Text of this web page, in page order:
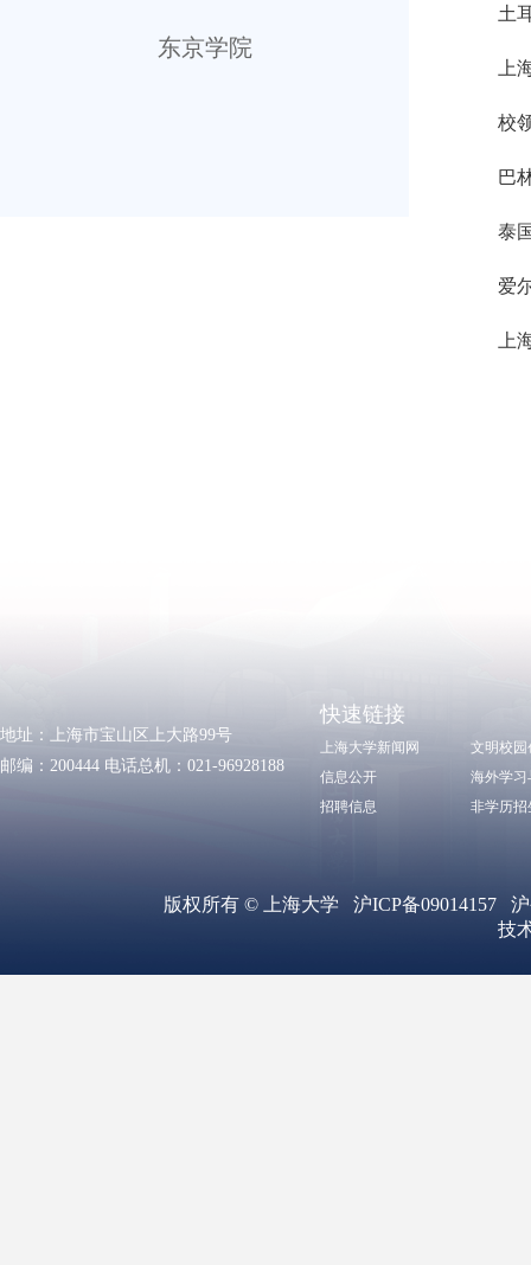
东京学院
土
上
校
巴
泰
爱
上
地址：上海市宝山区上大路99号
邮编：200444 电话总机：021-96928188
快速链接
上海大学新闻网
文明校园
信息公开
海外学习
招聘信息
非学历招
版权所有 ©上海大学 沪ICP备09014157
技